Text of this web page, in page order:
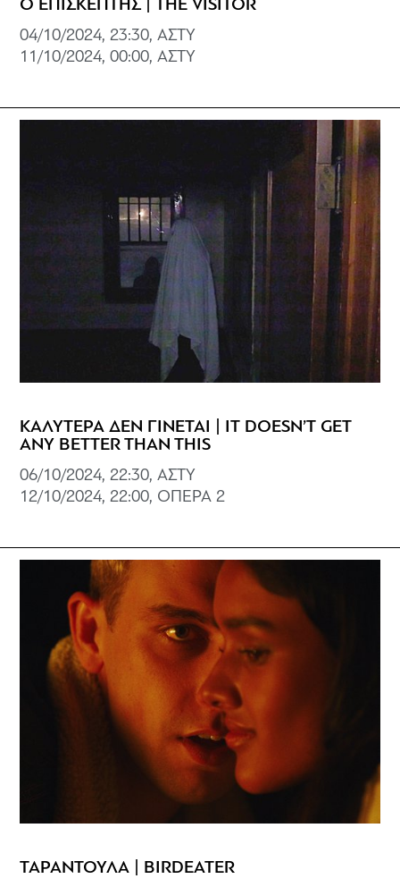
Ο ΕΠΙΣΚΕΠΤΗΣ | THE VISITOR
04/10/2024, 23:30, ΑΣΤΥ
11/10/2024, 00:00, ΑΣΤΥ
ΚΑΛΥΤΕΡΑ ΔΕΝ ΓΙΝΕΤΑΙ | IT DOESN’T GET
ANY BETTER THAN THIS
06/10/2024, 22:30, ΑΣΤΥ
12/10/2024, 22:00, ΟΠΕΡΑ 2
ΤΑΡΑΝΤΟΥΛΑ | BIRDEATER